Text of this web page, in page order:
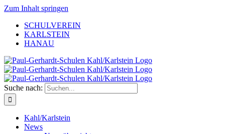
Zum Inhalt springen
SCHULVEREIN
KARLSTEIN
HANAU
Suche nach:
Kahl/Karlstein
News